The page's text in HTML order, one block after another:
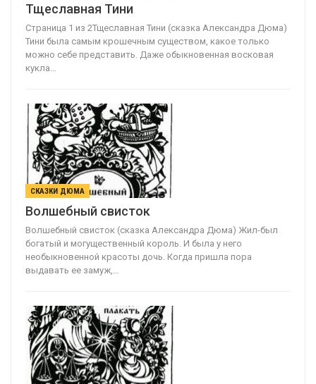
Тщеславная Тини
Страница 1 из 2Тщеславная Тини (сказка Александра Дюма)
Тини была самым крошечным существом, какое только
можно себе представить. Даже обыкновенная восковая
кукла…
СКАЗКИ ДЮМА
Волшебный свисток
Волшебный свисток (сказка Александра Дюма) Жил-был
богатый и могущественный король. И была у него
необыкновенной красоты дочь. Когда пришла пора
выдавать ее замуж,…